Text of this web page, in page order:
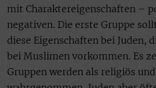
mit Charaktereigenschaften –
negativen. Die erste Gruppe
diese Eigenschaften bei Juden,
bei Muslimen vorkommen. Es
Gruppen werden als religiös